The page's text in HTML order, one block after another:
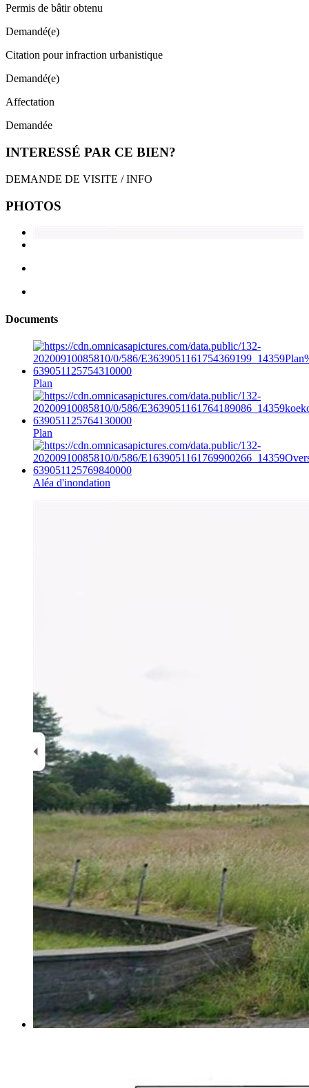
Permis de bâtir obtenu
Demandé(e)
Citation pour infraction urbanistique
Demandé(e)
Affectation
Demandée
INTERESSÉ PAR CE BIEN?
DEMANDE DE VISITE / INFO
PHOTOS
Documents
Plan
Plan
Aléa d'inondation